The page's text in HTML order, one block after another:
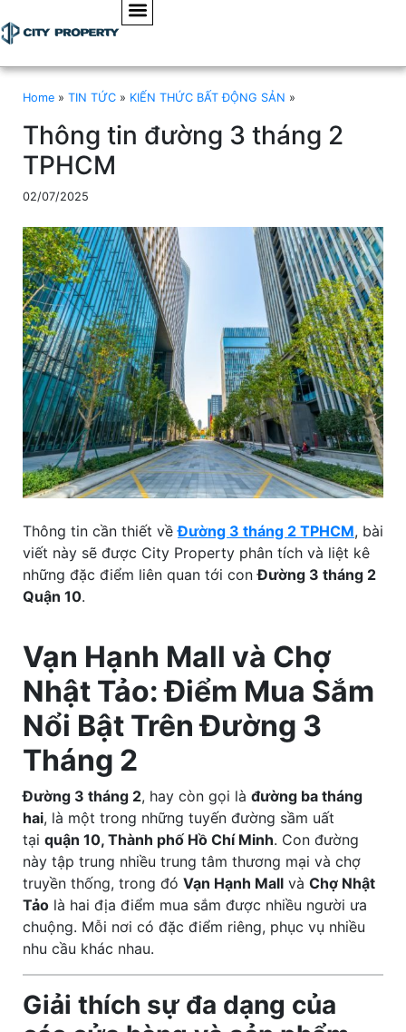
Home » TIN TỨC » KIẾN THỨC BẤT ĐỘNG SẢN »
Thông tin đường 3 tháng 2
TPHCM
02/07/2025
Thông tin cần thiết vềĐường 3 tháng 2 TPHCM, bài
viết này sẽ được City Property phân tích và liệt kê
những đặc điểm liên quan tới conĐường 3 tháng 2
Quận 10.
Vạn Hạnh Mall và Chợ
Nhật Tảo: Điểm Mua Sắm
Nổi Bật Trên Đường 3
Tháng 2
Đường 3 tháng 2, hay còn gọi là đường ba tháng
hai, là một trong những tuyến đường sầm uất
tại quận 10, Thành phố Hồ Chí Minh. Con đường
này tập trung nhiều trung tâm thương mại và chợ
truyền thống, trong đó Vạn Hạnh Mall và Chợ Nhật
Tảo là hai địa điểm mua sắm được nhiều người ưa
chuộng. Mỗi nơi có đặc điểm riêng, phục vụ nhiều
nhu cầu khác nhau.
Giải thích sự đa dạng của